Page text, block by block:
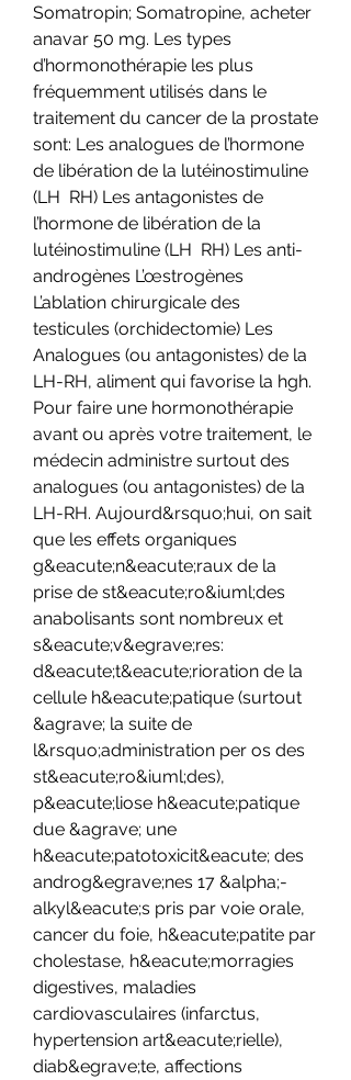
Somatropin; Somatropine, acheter
anavar 50 mg. Les types
d’hormonothérapie les plus
fréquemment utilisés dans le
traitement du cancer de la prostate
sont: Les analogues de l’hormone
de libération de la lutéinostimuline
(LH  RH) Les antagonistes de
l’hormone de libération de la
lutéinostimuline (LH  RH) Les anti-
androgènes L’œstrogènes
L’ablation chirurgicale des
testicules (orchidectomie) Les
Analogues (ou antagonistes) de la
LH-RH, aliment qui favorise la hgh.
Pour faire une hormonothérapie
avant ou après votre traitement, le
médecin administre surtout des
analogues (ou antagonistes) de la
LH-RH. Aujourd&rsquo;hui, on sait
que les effets organiques
g&eacute;n&eacute;raux de la
prise de st&eacute;ro&iuml;des
anabolisants sont nombreux et
s&eacute;v&egrave;res:
d&eacute;t&eacute;rioration de la
cellule h&eacute;patique (surtout
&agrave; la suite de
l&rsquo;administration per os des
st&eacute;ro&iuml;des),
p&eacute;liose h&eacute;patique
due &agrave; une
h&eacute;patotoxicit&eacute; des
androg&egrave;nes 17 &alpha;-
alkyl&eacute;s pris par voie orale,
cancer du foie, h&eacute;patite par
cholestase, h&eacute;morragies
digestives, maladies
cardiovasculaires (infarctus,
hypertension art&eacute;rielle),
diab&egrave;te, affections